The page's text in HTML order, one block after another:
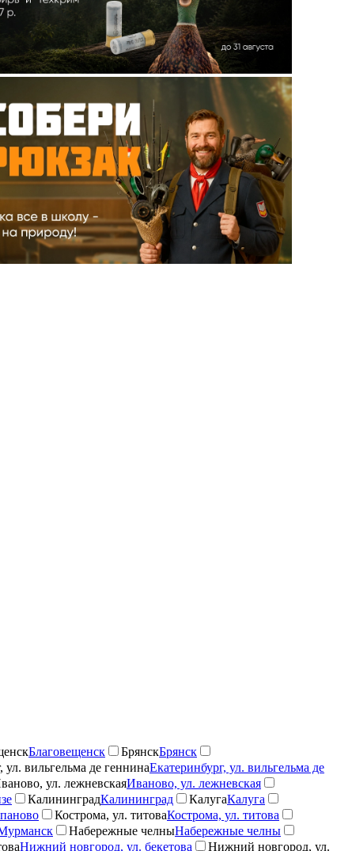
Благовещенск БрянскБрянск
ул. вильгельма де геннинаЕкатеринбург, ул. вильгельма де
ул. лежневскаяИваново, ул. лежневская
КалининградКалининград КалугаКалуга
Кострома, ул. титоваКострома, ул. титова
Набережные челныНабережные челны
Нижний новгород, ул. бекетова Нижний новгород, ул.